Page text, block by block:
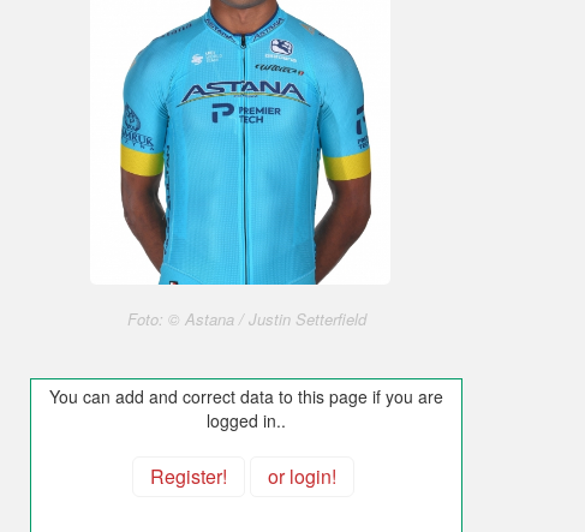
Foto: © Astana / Justin Setterfield
You can add and correct data to this page if you are
logged in..
Register! or login!